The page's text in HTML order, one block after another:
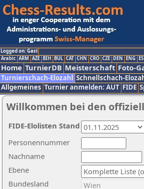
Logged on: Gast
Arabic ARM AZE BIH BUL CAT CHN CRO CZE DEN ENG
Home TurnierDB Meisterschaft Foto-
Turnierschach-Elozahl Schnellschach-
Allgemeines Turnier anmelden: AUT FIDE
Willkommen bei den
Nachname
Ebene
Personennummer
Bundesland
FIDE-Elolisten Stand